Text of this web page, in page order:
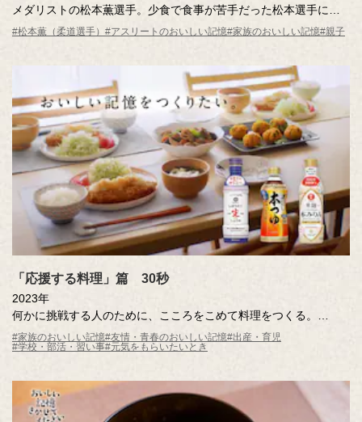
メダリストの松本薫選手。少食で食事が苦手だった松本選手に、
食生活改善の大切さを気づかせてくれたのは、父のつくるおいし
#松本薫（柔道選手） #アスリートのおいしい記憶#家族のおいしい記憶#親子
「応援する料理」篇 30秒
2023年
何かに挑戦する人のために、こころをこめて料理をつくる。
そんな料理の音には、料理をする人のこころが伝わって「がんば
れ！」の音が鳴る。
煮る音……。
料理の音を一つひとつ、つないでみたら、メロディが生まれ、
「応援する料理」のCMができあがりました。
#家族のおいしい記憶#友情・青春のおいしい記憶#出産・育児
#学校・部活・習い事#元気をもらいたいとき